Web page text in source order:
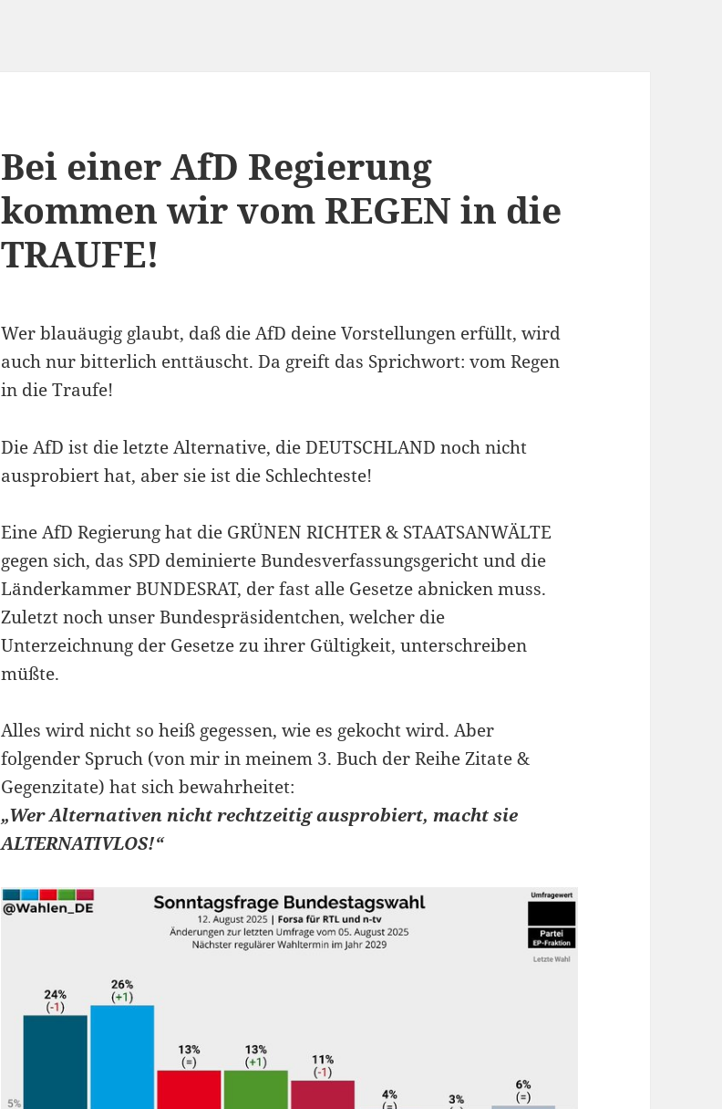
Bei einer AfD Regierung
kommen wir vom REGEN in die
TRAUFE!
Wer blauäugig glaubt, daß die AfD deine Vorstellungen erfüllt, wird
auch nur bitterlich enttäuscht. Da greift das Sprichwort: vom Regen
in die Traufe!
Die AfD ist die letzte Alternative, die DEUTSCHLAND noch nicht
ausprobiert hat, aber sie ist die Schlechteste!
Eine AfD Regierung hat die GRÜNEN RICHTER & STAATSANWÄLTE
gegen sich, das SPD deminierte Bundesverfassungsgericht und die
Länderkammer BUNDESRAT, der fast alle Gesetze abnicken muss.
Zuletzt noch unser Bundespräsidentchen, welcher die
Unterzeichnung der Gesetze zu ihrer Gültigkeit, unterschreiben
müßte.
Alles wird nicht so heiß gegessen, wie es gekocht wird. Aber
folgender Spruch (von mir in meinem 3. Buch der Reihe Zitate &
Gegenzitate) hat sich bewahrheitet:
„Wer Alternativen nicht rechtzeitig ausprobiert, macht sie
ALTERNATIVLOS!“